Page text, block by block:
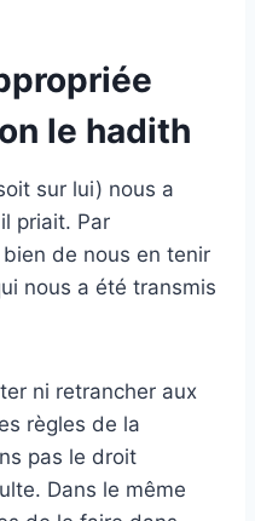
le hadith
sur lui) nous a
priait. Par
de nous en tenir
nous a été transmis
ni retrancher aux
règles de la
pas le droit
Dans le même